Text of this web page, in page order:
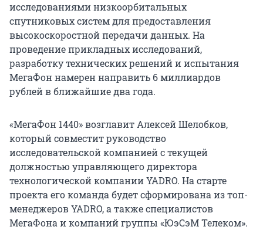
исследованиями низкоорбитальных
спутниковых систем для предоставления
высокоскоростной передачи данных. На
проведение прикладных исследований,
разработку технических решений и испытания
МегаФон намерен направить 6 миллиардов
рублей в ближайшие два года.
«МегаФон 1440» возглавит Алексей Шелобков,
который совместит руководство
исследовательской компанией с текущей
должностью управляющего директора
технологической компании YADRO. На старте
проекта его команда будет сформирована из топ-
менеджеров YADRO, а также специалистов
МегаФона и компаний группы «ЮэСэМ Телеком».